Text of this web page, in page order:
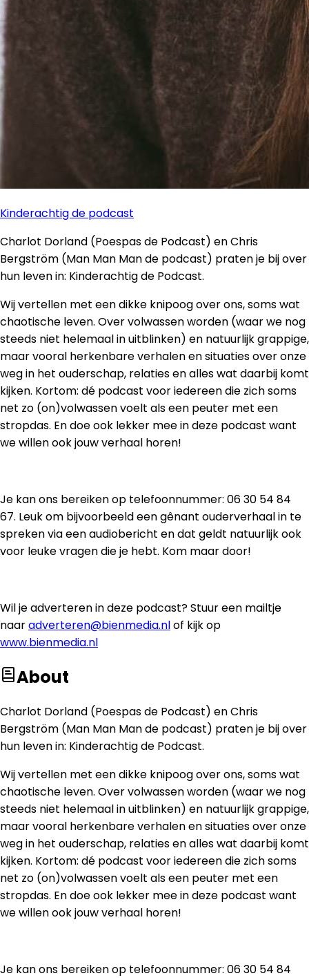
Kinderachtig de podcast
Charlot Dorland (Poespas de Podcast) en Chris
Bergström (Man Man Man de podcast) praten je bij over
hun leven in: Kinderachtig de Podcast.
Wij vertellen met een dikke knipoog over ons, soms wat
chaotische leven. Over volwassen worden (waar we nog
steeds niet helemaal in uitblinken) en natuurlijk grappige,
maar vooral herkenbare verhalen en situaties over onze
weg in het ouderschap, relaties en alles wat daarbij komt
kijken. Kortom: dé podcast voor iedereen die zich soms
net zo (on)volwassen voelt als een peuter met een
stropdas. En doe ook lekker mee in deze podcast want
we willen ook jouw verhaal horen!
Je kan ons bereiken op telefoonnummer: 06 30 54 84
67. Leuk om bijvoorbeeld een gênant ouderverhaal in te
spreken via een audiobericht en dat geldt natuurlijk ook
voor leuke vragen die je hebt. Kom maar door!
Wil je adverteren in deze podcast? Stuur een mailtje
naaradverteren@bienmedia.nlof kijk op
www.bienmedia.nl
About
Charlot Dorland (Poespas de Podcast) en Chris
Bergström (Man Man Man de podcast) praten je bij over
hun leven in: Kinderachtig de Podcast.
Wij vertellen met een dikke knipoog over ons, soms wat
chaotische leven. Over volwassen worden (waar we nog
steeds niet helemaal in uitblinken) en natuurlijk grappige,
maar vooral herkenbare verhalen en situaties over onze
weg in het ouderschap, relaties en alles wat daarbij komt
kijken. Kortom: dé podcast voor iedereen die zich soms
net zo (on)volwassen voelt als een peuter met een
stropdas. En doe ook lekker mee in deze podcast want
we willen ook jouw verhaal horen!
Je kan ons bereiken op telefoonnummer: 06 30 54 84